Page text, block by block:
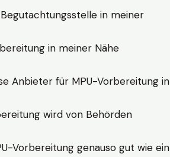
in meiner
in meiner Nähe
Anbieter für MPU-Vorbereitung in
wird von Behörden
Vorbereitung genauso gut wie ein